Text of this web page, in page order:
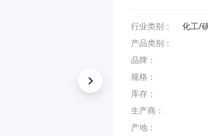
行业类别：
化工/
产品类别：
品牌：
规格：
库存：
生产商：
产地：